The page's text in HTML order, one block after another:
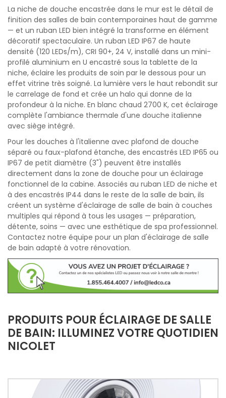
La niche de douche encastrée dans le mur est le détail de
finition des salles de bain contemporaines haut de gamme
— et un ruban LED bien intégré la transforme en élément
décoratif spectaculaire. Un ruban LED IP67 de haute
densité (120 LEDs/m), CRI 90+, 24 V, installé dans un mini-
profilé aluminium en U encastré sous la tablette de la
niche, éclaire les produits de soin par le dessous pour un
effet vitrine très soigné. La lumière vers le haut rebondit sur
le carrelage de fond et crée un halo qui donne de la
profondeur à la niche. En blanc chaud 2700 K, cet éclairage
complète l'ambiance thermale d'une douche italienne
avec siège intégré.
Pour les douches à l'italienne avec plafond de douche
séparé ou faux-plafond étanche, des encastrés LED IP65 ou
IP67 de petit diamètre (3") peuvent être installés
directement dans la zone de douche pour un éclairage
fonctionnel de la cabine. Associés au ruban LED de niche et
à des encastrés IP44 dans le reste de la salle de bain, ils
créent un système d'éclairage de salle de bain à couches
multiples qui répond à tous les usages — préparation,
détente, soins — avec une esthétique de spa professionnel.
Contactez notre équipe pour un plan d'éclairage de salle
de bain adapté à votre rénovation.
PRODUITS POUR ÉCLAIRAGE DE SALLE
DE BAIN: ILLUMINEZ VOTRE QUOTIDIEN
NICOLET